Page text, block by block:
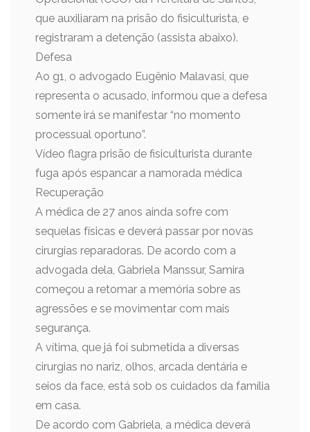
que auxiliaram na prisão do fisiculturista, e
registraram a detenção (assista abaixo).
Defesa
Ao g1, o advogado Eugênio Malavasi, que
representa o acusado, informou que a defesa
somente irá se manifestar “no momento
processual oportuno”.
Vídeo flagra prisão de fisiculturista durante
fuga após espancar a namorada médica
Recuperação
A médica de 27 anos ainda sofre com
sequelas físicas e deverá passar por novas
cirurgias reparadoras. De acordo com a
advogada dela, Gabriela Manssur, Samira
começou a retomar a memória sobre as
agressões e se movimentar com mais
segurança.
A vítima, que já foi submetida a diversas
cirurgias no nariz, olhos, arcada dentária e
seios da face, está sob os cuidados da família
em casa.
De acordo com Gabriela, a médica deverá